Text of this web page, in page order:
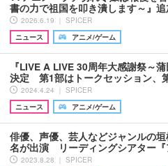
書の力で祖国を叩き潰します～』
2026.6.19 ｜ SPICER
ニュース
アニメ/ゲーム
『LIVE A LIVE 30周年大感謝祭～
決定 第1部はトークセッション、
2024.4.24 ｜ SPICER
ニュース
アニメ/ゲーム
俳優、声優、芸人などジャンルの
名が出演 リーディングシアター
2023.8.28 ｜ SPICER